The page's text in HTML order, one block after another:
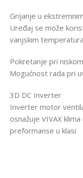
Grijanje u
Uređaj se može
vanjskim
Pokretanje pri
Mogućnost rada pri
3D DC Inverter
Inverter motor
osnažuje VIVAX
preformanse u klasi